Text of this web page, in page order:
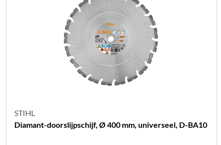
STIHL
Diamant-doorslijpschijf, Ø 400 mm, universeel, D-BA10